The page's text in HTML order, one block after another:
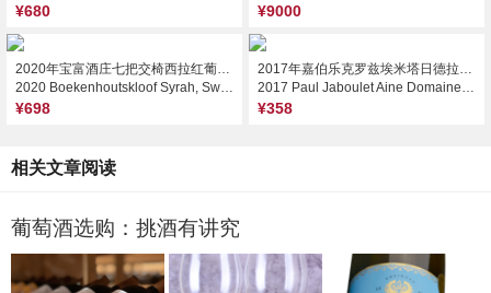
¥680 ¥9000
¥698 ¥358
相关文章阅读
葡萄酒选购：挑酒有讲究